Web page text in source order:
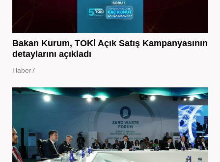
Bakan Kurum, TOKİ Açık Satış Kampanyasının
detaylarını açıkladı
Haber7